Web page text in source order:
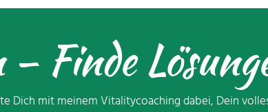
Finde
Dich mit meinem Vitalitycoaching dabei, Dein